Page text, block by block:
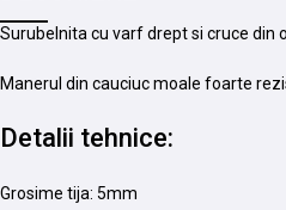
Surubelnita cu varf drept si cruce din
Manerul din cauciuc moale foarte
Detalii tehnice:
Grosime tija: 5mm